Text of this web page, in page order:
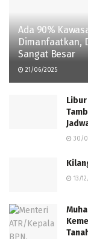
Ada 90%
Dimanfaatkan,
Sangat Besar
21/06/2025
Libur
30/
13/